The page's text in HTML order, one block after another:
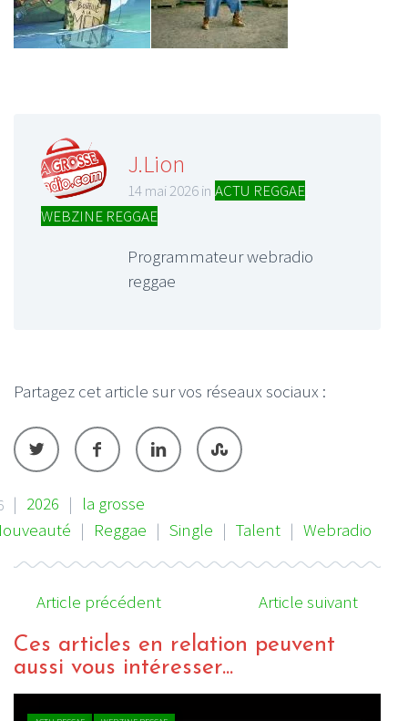
J.Lion
14 mai 2026 in ACTU REGGAE
WEBZINE REGGAE
Programmateur webradio
reggae
Partagez cet article sur vos réseaux sociaux :
| 2026 | la grosse
| Reggae | Single | Talent | Webradio
Article précédent Article suivant
Ces articles en relation peuvent
aussi vous intéresser...